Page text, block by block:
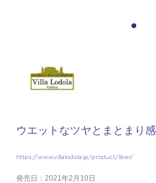
ウエットなツヤとまとまり
https://www.villalodola.jp/product/liber/
発売日：2021年2月10日